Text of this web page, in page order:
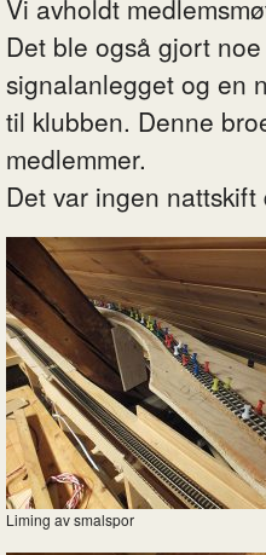
Vi avholdt
Det ble også gjort
signalanlegget og en
til klubben. Denne
medlemmer.
Det var ingen
Liming av smalspor